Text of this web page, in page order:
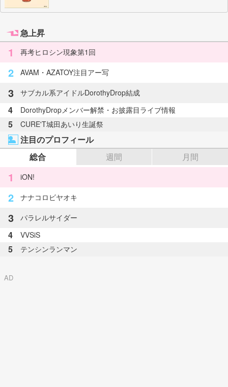
急上昇
1 再考ヒロシン現象第1回
2 AVAM・AZATOY注目アー写
3 サブカル系アイドルDorothyDrop結成
4 DorothyDropメンバー解禁・お披露目ライブ情報
5 CURE'T城田あいり生誕祭
注目のプロフィール
総合
週間 月間
1 iON!
2 ナナコロビヤオキ
3 パラレルサイダー
4 VVSiS
5 テンシンランマン